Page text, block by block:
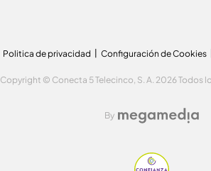
Politica de privacidad Configuración de Cookies
Copyright © Conecta 5 Telecinco, S. A. 2026 Todos
By